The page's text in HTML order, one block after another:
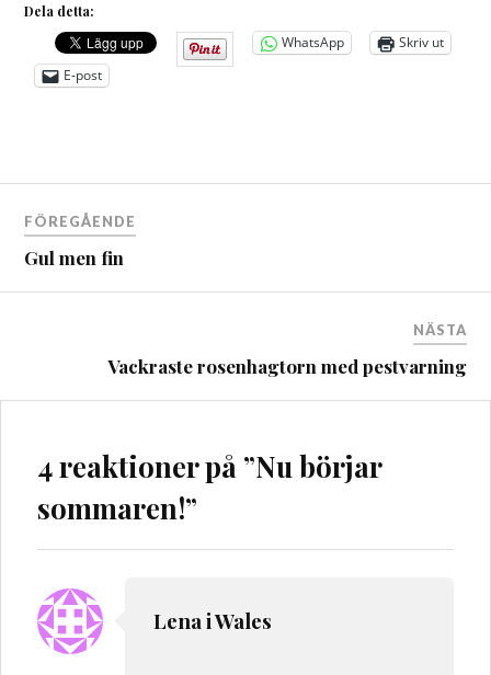
Dela detta:
WhatsApp
Skriv ut
E-post
Inläggsnavigering
FÖREGÅENDE
Gul men fin
NÄSTA
Vackraste rosenhagtorn med pestvarning
4 reaktioner på ”Nu börjar
sommaren!”
Lena i Wales